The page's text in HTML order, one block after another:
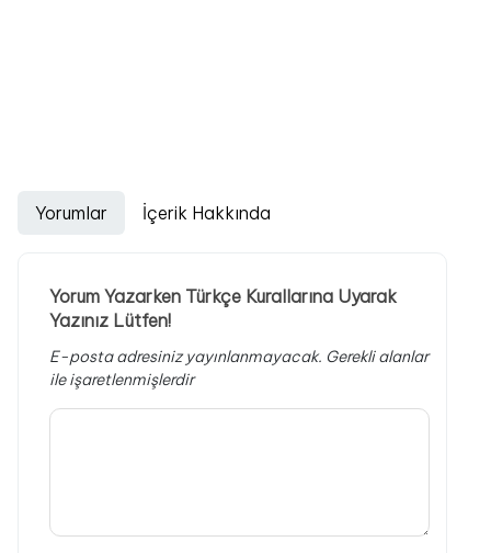
Yorumlar İçerik Hakkında
Yorum Yazarken Türkçe Kurallarına Uyarak
Yazınız Lütfen!
E-posta adresiniz yayınlanmayacak. Gerekli alanlar
ile işaretlenmişlerdir